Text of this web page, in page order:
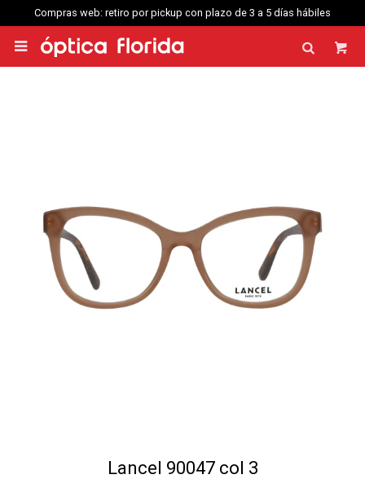
Compras web: retiro por pickup con plazo de 3 a 5 días hábiles

Lancel 90047 col 3